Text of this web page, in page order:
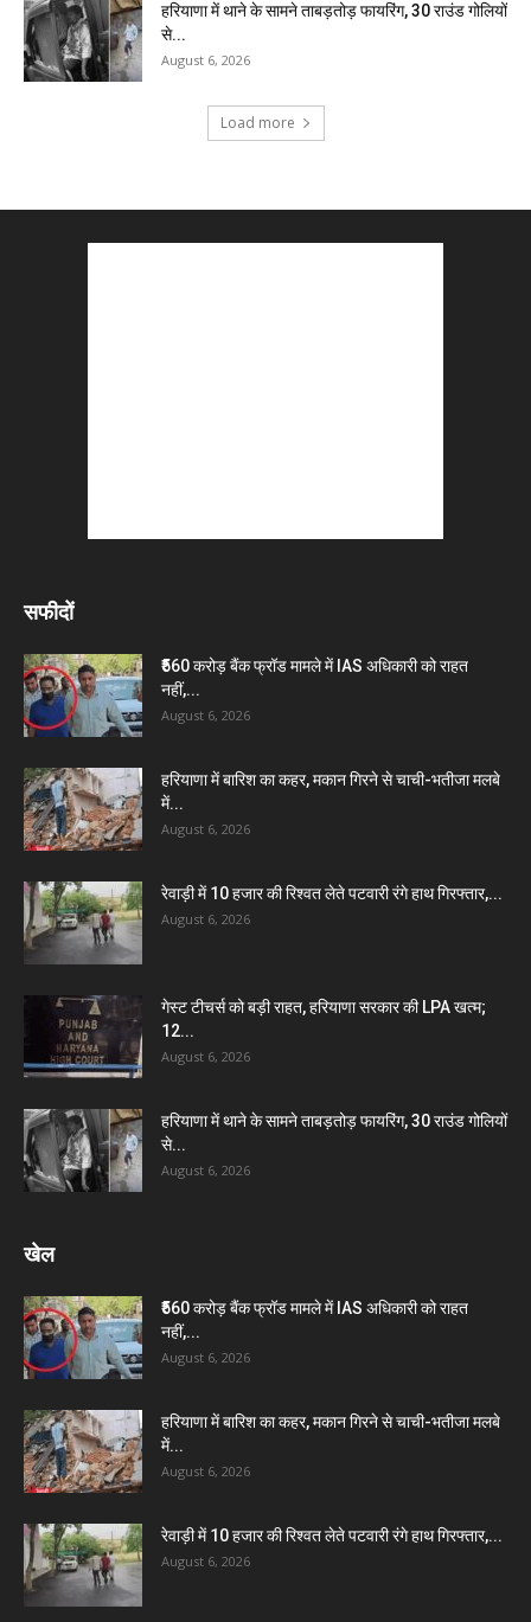
हरियाणा में थाने के सामने ताबड़तोड़ फायरिंग, 30 राउंड गोलियों
से...
August 6, 2026
Load more
सफीदों
₹560 करोड़ बैंक फ्रॉड मामले में IAS अधिकारी को राहत
नहीं,...
August 6, 2026
हरियाणा में बारिश का कहर, मकान गिरने से चाची-भतीजा मलबे
में...
August 6, 2026
रेवाड़ी में 10 हजार की रिश्वत लेते पटवारी रंगे हाथ गिरफ्तार,...
August 6, 2026
गेस्ट टीचर्स को बड़ी राहत, हरियाणा सरकार की LPA खत्म;
12...
August 6, 2026
हरियाणा में थाने के सामने ताबड़तोड़ फायरिंग, 30 राउंड गोलियों
से...
August 6, 2026
खेल
₹560 करोड़ बैंक फ्रॉड मामले में IAS अधिकारी को राहत
नहीं,...
August 6, 2026
हरियाणा में बारिश का कहर, मकान गिरने से चाची-भतीजा मलबे
में...
August 6, 2026
रेवाड़ी में 10 हजार की रिश्वत लेते पटवारी रंगे हाथ गिरफ्तार,...
August 6, 2026